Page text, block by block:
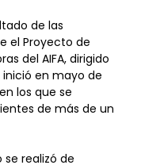
de las
el Proyecto de
del AIFA, dirigido
inició en mayo de
los que se
de más de un
se realizó de